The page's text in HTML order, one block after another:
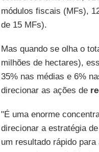
módulos fiscais (MFs),
de 15 MFs).
Mas quando se olha o
milhões de hectares),
35% nas médias e 6%
direcionar as ações de
"É uma enorme
direcionar a estratégia
um resultado rápido